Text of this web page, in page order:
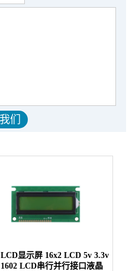
LCD显示屏 16x2 LCD 5v 3.3v
1602 LCD串行并行接口液晶